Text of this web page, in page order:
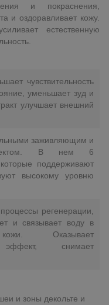
и покраснения,
и оздоравливает кожу.
естественную
чувствительность
уменьшает зуд и
улучшает внешний
заживляющим и
В нем 6
поддерживают
высокому уровню
регенерации,
и связывает воду в
Оказывает
эффект, снимает
и зоны декольте и